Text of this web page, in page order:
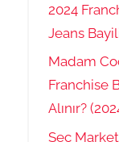
2024
Jeans
Madam
Franchise
Alınır?
Seç